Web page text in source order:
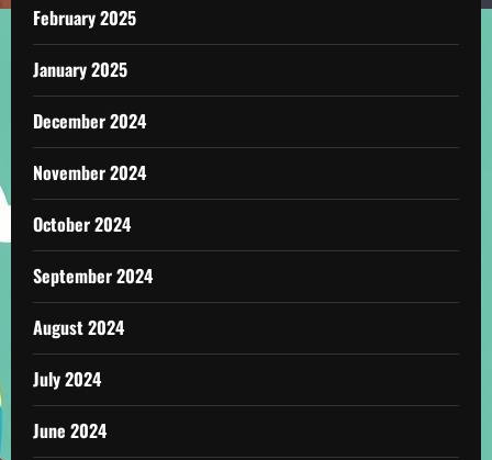
February 2025
January 2025
December 2024
November 2024
October 2024
September 2024
August 2024
July 2024
June 2024